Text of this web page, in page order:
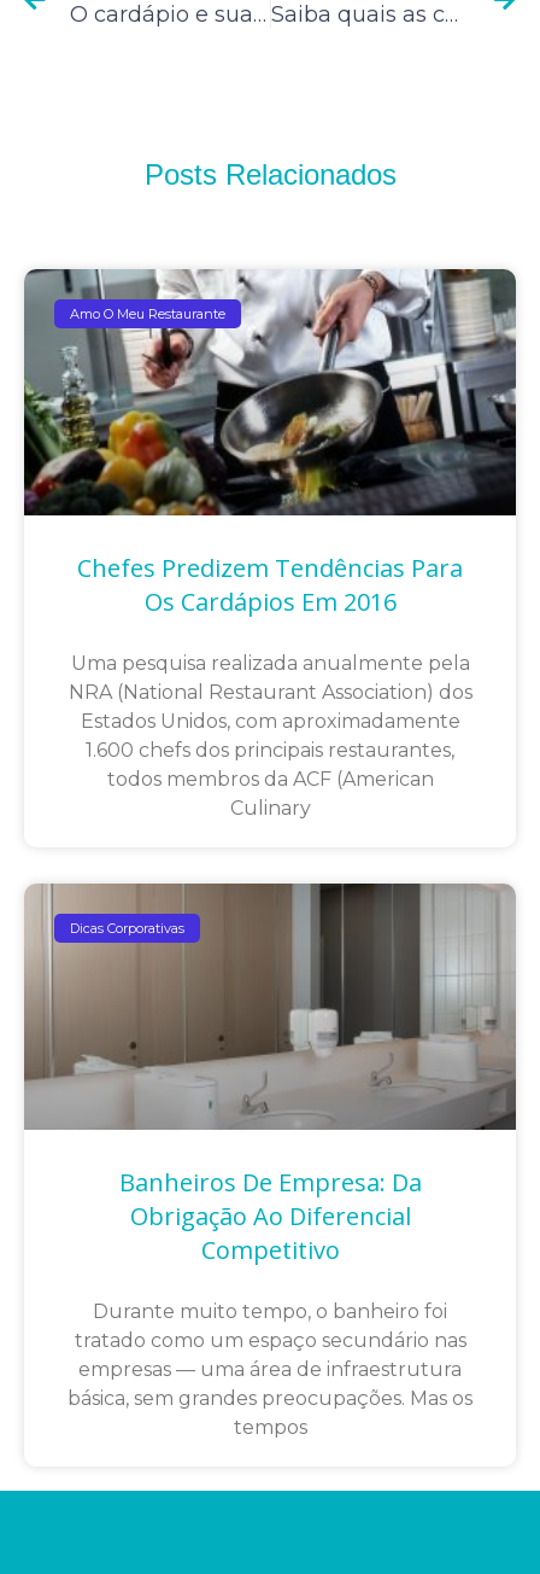
O cardápio e suas porções Saiba quais as causas do formigamento
Posts Relacionados
Amo O Meu Restaurante
Chefes Predizem Tendências Para
Os Cardápios Em 2016
Uma pesquisa realizada anualmente pela
NRA (National Restaurant Association) dos
Estados Unidos, com aproximadamente
1.600 chefs dos principais restaurantes,
todos membros da ACF (American
Culinary
Dicas Corporativas
Banheiros De Empresa: Da
Obrigação Ao Diferencial
Competitivo
Durante muito tempo, o banheiro foi
tratado como um espaço secundário nas
empresas — uma área de infraestrutura
básica, sem grandes preocupações. Mas os
tempos